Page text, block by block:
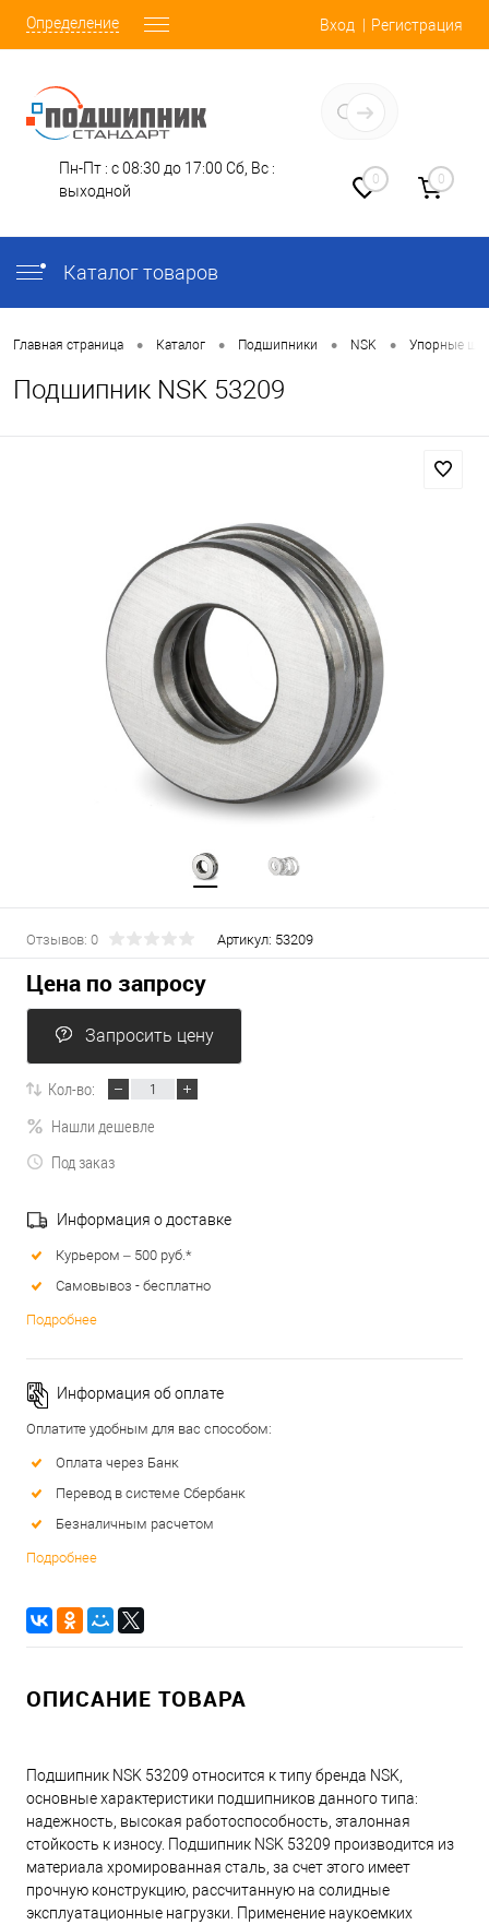
Определение Вход Регистрация
Пн-Пт : с 08:30 до 17:00 Сб, Вс :
выходной
0 0
Каталог товаров
Главная страница • Каталог • Подшипники • NSK • Упорные
Подшипник NSK 53209
Отзывов: 0 Артикул: 53209
Цена по запросу
Запросить цену
Кол-во:
Нашли дешевле
Под заказ
Информация о доставке
Курьером – 500 руб.*
Самовывоз - бесплатно
Подробнее
Информация об оплате
Оплатите удобным для вас способом:
Оплата через Банк
Перевод в системе Сбербанк
Безналичным расчетом
Подробнее
ОПИСАНИЕ ТОВАРА
Подшипник NSK 53209 относится к типу бренда NSK,
основные характеристики подшипников данного типа:
надежность, высокая работоспособность, эталонная
стойкость к износу. Подшипник NSK 53209 производится из
материала хромированная сталь, за счет этого имеет
прочную конструкцию, рассчитанную на солидные
эксплуатационные нагрузки. Применение наукоемких